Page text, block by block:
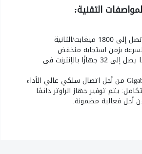
التقنية:
إمكانية توصيل ما يصل إلى 32 جهازًا بالإنترنت في
يتم توفير جهاز الراوتر دائمًا